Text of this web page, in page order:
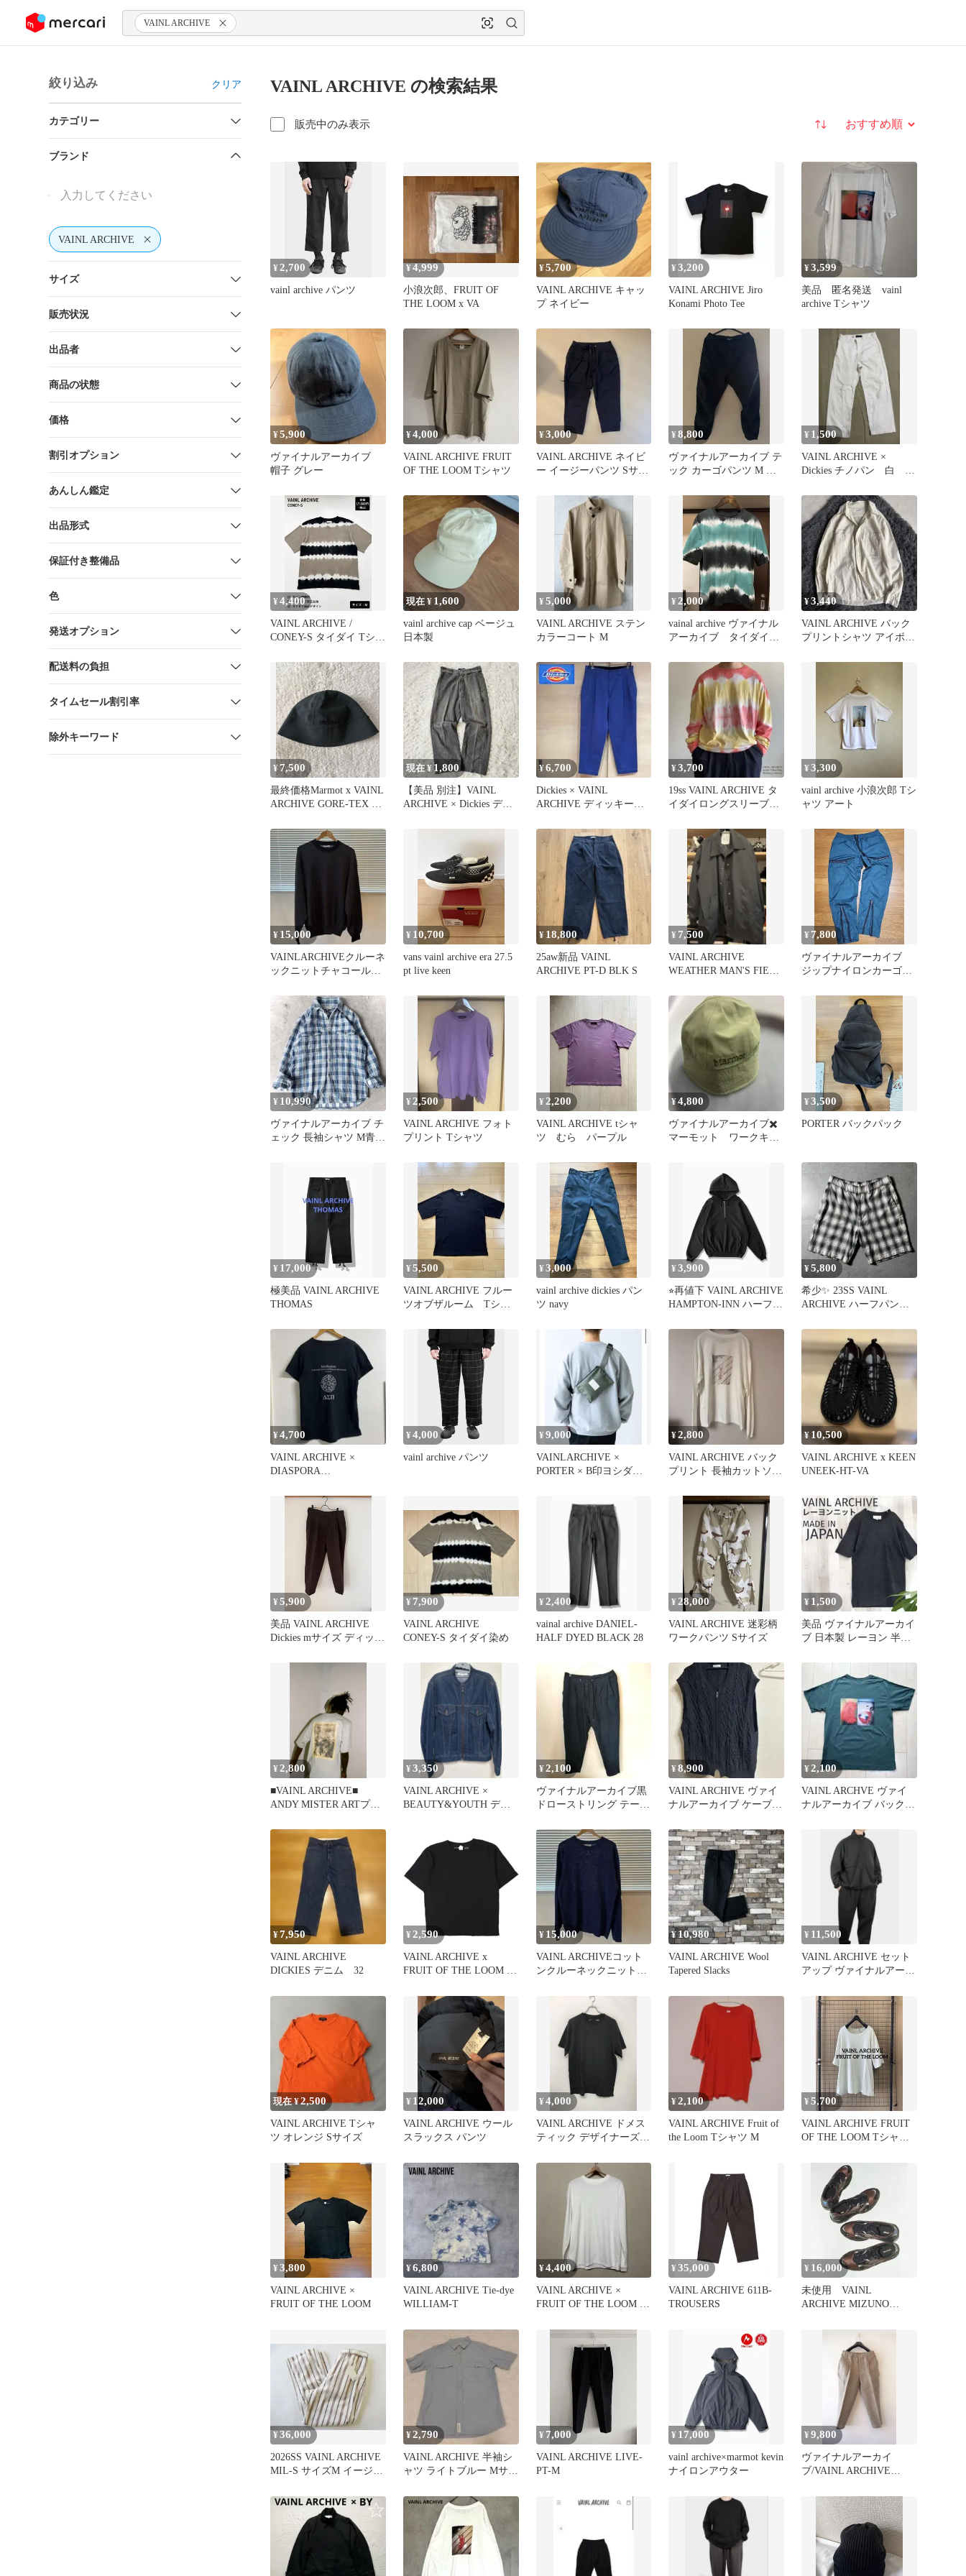
ツにスキップ VAINL ARCHIVE
絞り込み クリア
カテゴリー
ブランド
VAINL ARCHIVE
サイズ
販売状況
出品者
商品の状態
価格
割引オプション
あんしん鑑定
出品形式
保証付き整備品
色
発送オプション
配送料の負担
タイムセール割引率
除外キーワード
VAINL ARCHIVE の検索結果
販売中のみ表示 並び替え
¥ 2,700
vainl archive パンツ
¥4,999
小浪次郎、FRUIT OF
THE LOOM x VA
¥5,700
VAINL ARCHIVE キャッ
プ ネイビー
¥3,200
VAINL ARCHIVE Jiro
Konami Photo Tee
¥3,599
美品 匿名発送 vainl
archive Tシャツ
¥5,900
ヴァイナルアーカイブ
帽子 グレー
¥4,000
VAINL ARCHIVE FRUIT
OF THE LOOM Tシャツ
¥3,000
VAINL ARCHIVE ネイビ
ー イージーパンツ Sサイ
¥8,800
ヴァイナルアーカイブ テ
ック カーゴパンツ M 黒
¥ 1,500
VAINL ARCHIVE ×
Dickies チノパン 白 30
¥4,400
VAINL ARCHIVE /
CONEY-S タイダイ Tシャ
現在 ¥ 1,600
vainl archive cap ベージュ
日本製
¥5,000
VAINL ARCHIVE ステン
カラーコート M
¥ 2,000
vainal archive ヴァイナル
アーカイブ タイダイシ
¥3,440
VAINL ARCHIVE バック
プリントシャツ アイボリ
¥7,500
最終価格Marmot x VAINL
ARCHIVE GORE-TEX ハ
現在 ¥1,800
【美品 別注】VAINL
ARCHIVE × Dickies デニ
¥6,700
Dickies × VAINL
ARCHIVE ディッキーズ
¥3,700
19ss VAINL ARCHIVE タ
イダイロングスリーブT
¥3,300
vainl archive 小浪次郎 Tシ
ャツ アート
¥ 15,000
VAINLARCHIVEクルーネ
ックニットチャコールグ
¥ 10,700
vans vainl archive era 27.5
pt live keen
¥ 18,800
25aw新品 VAINL
ARCHIVE PT-D BLK S
¥ 7,500
VAINL ARCHIVE
WEATHER MAN'S FIELD
¥ 7,800
ヴァイナルアーカイブ
ジップナイロンカーゴ
¥ 10,990
ヴァイナルアーカイブ チ
ェック 長袖シャツ M青
¥ 2,500
VAINL ARCHIVE フォト
プリント Tシャツ
¥ 2,200
VAINL ARCHIVE tシャ
ツ むら パープル
¥4,800
ヴァイナルアーカイブ✖️
マーモット ワークキャ
¥3,500
PORTER バックパック
¥ 17,000
極美品 VAINL ARCHIVE
THOMAS
¥5,500
VAINL ARCHIVE フルー
ツオブザルーム Tシャ
¥3,000
vainl archive dickies パン
ツ navy
¥3,900
⭐︎再値下 VAINL ARCHIVE
HAMPTON-INN ハーフジ
¥5,800
希少✨️ 23SS VAINL
ARCHIVE ハーフパンツ
¥4,700
VAINL ARCHIVE ×
DIASPORA
¥4,000
vainl archive パンツ
¥ 9,000
VAINLARCHIVE ×
PORTER × B印ヨシダ別
¥2,800
VAINL ARCHIVE バック
プリント 長袖カットソー
¥ 10,500
VAINL ARCHIVE x KEEN
UNEEK-HT-VA
¥5,900
美品 VAINL ARCHIVE
Dickies mサイズ ディッキ
¥ 7,900
VAINL ARCHIVE
CONEY-S タイダイ染め
¥ 2,400
vainal archive DANIEL-
HALF DYED BLACK 28
¥ 28,000
VAINL ARCHIVE 迷彩柄
ワークパンツ Sサイズ
¥ 1,500
美品 ヴァイナルアーカイ
ブ 日本製 レーヨン 半袖
¥ 2,800
■VAINL ARCHIVE■
ANDY MISTER ARTプリ
¥3,350
VAINL ARCHIVE ×
BEAUTY&YOUTH デニ
¥2,100
ヴァイナルアーカイブ黒
ドローストリング テーパ
¥8,900
VAINL ARCHIVE ヴァイ
ナルアーカイブ ケーブル
¥2,100
VAINL ARCHVE ヴァイ
ナルアーカイブ バックプ
¥7,950
VAINL ARCHIVE
DICKIES デニム 32
¥ 2,590
VAINL ARCHIVE x
FRUIT OF THE LOOM x
イナルアーカイブ フルー
ツオブザルーム ビューテ
ィーアンドユース 別注
S/S SLIT TEE スリットT
シャツ 2219036 S BLACK
半袖 無地
¥ 15,000
VAINL ARCHIVEコット
ンクルーネックニットブ
¥10,980
VAINL ARCHIVE Wool
Tapered Slacks
¥ 11,500
VAINL ARCHIVE セット
アップ ヴァイナルアーカ
現在 ¥2,500
VAINL ARCHIVE Tシャ
ツ オレンジ Sサイズ
¥ 12,000
VAINL ARCHIVE ウール
スラックス パンツ
¥4,000
VAINL ARCHIVE ドメス
ティック デザイナーズ
¥2,100
VAINL ARCHIVE Fruit of
the Loom Tシャツ M
¥5,700
VAINL ARCHIVE FRUIT
OF THE LOOM Tシャツ
¥3,800
VAINL ARCHIVE ×
FRUIT OF THE LOOM
¥6,800
VAINL ARCHIVE Tie-dye
WILLIAM-T
¥4,400
VAINL ARCHIVE ×
FRUIT OF THE LOOM ロ
¥ 35,000
VAINL ARCHIVE 611B-
TROUSERS
¥ 16,000
未使用 VAINL
ARCHIVE MIZUNO
¥36,000
2026SS VAINL ARCHIVE
MIL-S サイズM イージー
¥2,790
VAINL ARCHIVE 半袖シ
ャツ ライトブルー Mサイ
¥ 7,000
VAINL ARCHIVE LIVE-
PT-M
¥ 17,000
vainl archive×marmot kevin
ナイロンアウター
¥9,800
ヴァイナルアーカイ
ブ/VAINL ARCHIVE